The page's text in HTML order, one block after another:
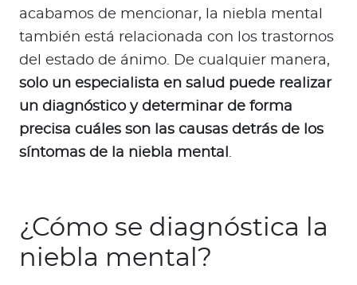
acabamos de mencionar, la niebla mental
también está relacionada con los trastornos
del estado de ánimo. De cualquier manera,
solo un especialista en salud puede realizar
un diagnóstico y determinar de forma
precisa cuáles son las causas detrás de los
síntomas de la niebla mental .
¿Cómo se diagnóstica la
niebla mental?